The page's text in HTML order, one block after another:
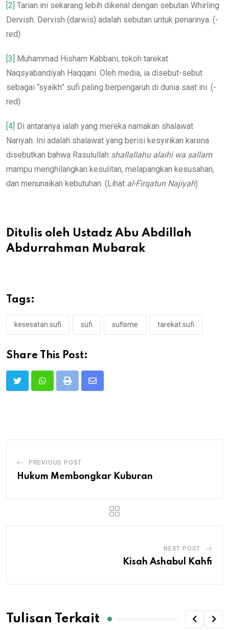
[2] Tarian ini sekarang lebih dikenal dengan sebutan Whirling
Dervish. Dervish (darwis) adalah sebutan untuk penarinya. (-
red)
[3] Muhammad Hisham Kabbani, tokoh tarekat
Naqsyabandiyah Haqqani. Oleh media, ia disebut-sebut
sebagai “syaikh” sufi paling berpengaruh di dunia saat ini. (-
red)
[4] Di antaranya ialah yang mereka namakan shalawat
Nariyah. Ini adalah shalawat yang berisi kesyirikan karena
disebutkan bahwa Rasulullah shallallahu alaihi wa sallam
mampu menghilangkan kesulitan, melapangkan kesusahan,
dan menunaikan kebutuhan. (Lihat al-Firqatun Najiyah)
Ditulis oleh Ustadz Abu Abdillah
Abdurrahman Mubarak
Tags:
kesesatan sufi sufi sufisme tarekat sufi
Share This Post:
Print
Share
PREVIOUS POST
Hukum Membongkar Kuburan
NEXT POST
Kisah Ashabul Kahfi
Tulisan Terkait